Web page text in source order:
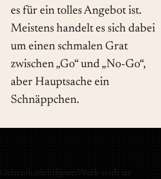
es für ein tolles Angebot ist.
Meistens handelt es sich dabei
um einen schmalen Grat
zwischen „Go“ und „No-Go“,
aber Hauptsache ein
Schnäppchen.
GebruiksrichtlijnenWork with us